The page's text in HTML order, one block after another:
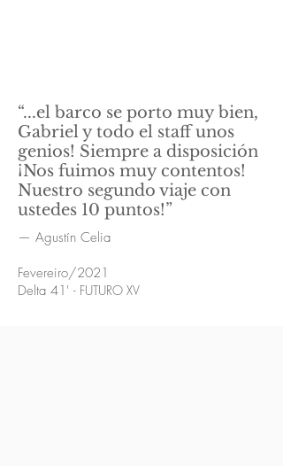
“...el barco se porto muy bien,
Gabriel y todo el staff unos
genios! Siempre a disposición
¡Nos fuimos muy contentos!
Nuestro segundo viaje con
ustedes 10 puntos!”
— Agustín Celia
Fevereiro/2021
Delta 41' - FUTURO XV